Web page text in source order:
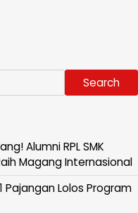
Search
Alumni RPL SMK
Magang Internasional
Pajangan Lolos Program